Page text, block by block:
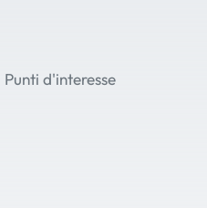
Punti d'interesse